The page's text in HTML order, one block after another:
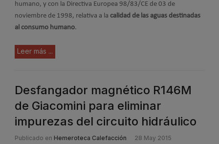
humano, y con la Directiva Europea 98/83/CE de 03 de
noviembre de 1998, relativa a la calidad de las aguas destinadas
al consumo humano.
Leer más ...
Desfangador magnético R146M
de Giacomini para eliminar
impurezas del circuito hidráulico
Publicado en Hemeroteca Calefacción 28 May 2015